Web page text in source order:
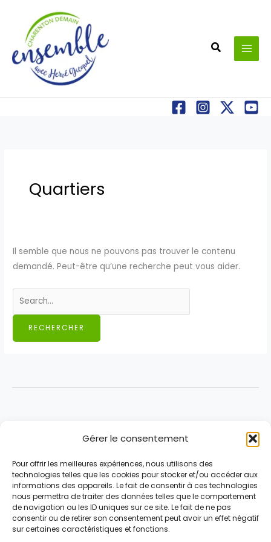
Gérer le consentement
Pour offrir les meilleures expériences, nous utilisons des
technologies telles que les cookies pour stocker et/ou accéder aux
informations des appareils. Le fait de consentir à ces technologies
nous permettra de traiter des données telles que le comportement
de navigation ou les ID uniques sur ce site. Le fait de ne pas
consentir ou de retirer son consentement peut avoir un effet négatif
sur certaines caractéristiques et fonctions.
contenu
Quartiers
Il semble que nous ne pouvons pas trouver le contenu
demandé. Peut-être qu’une recherche peut vous aider.
Rechercher :
Bilan
Équipe
Agenda
Actualités
Archives
Contactez-nous